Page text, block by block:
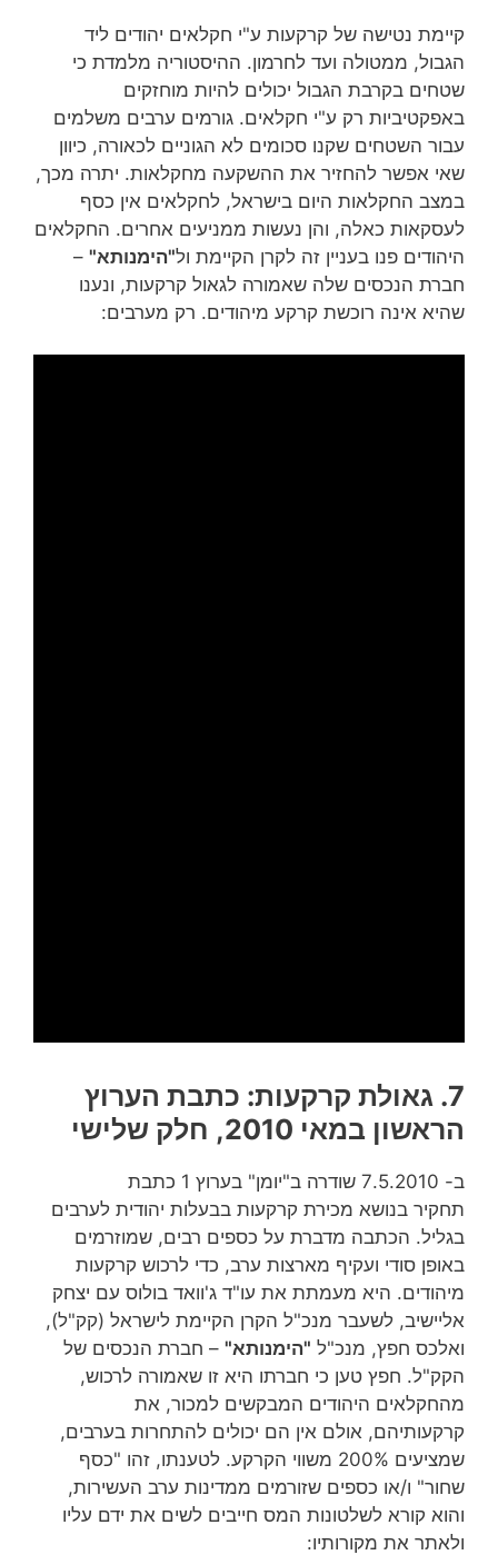
קיימת נטישה של קרקעות ע"י חקלאים יהודים ליד
הגבול, ממטולה ועד לחרמון. ההיסטוריה מלמדת כי
שטחים בקרבת הגבול יכולים להיות מוחזקים
באפקטיביות רק ע"י חקלאים. גורמים ערבים משלמים
עבור השטחים שקנו סכומים לא הגוניים לכאורה, כיוון
שאי אפשר להחזיר את ההשקעה מחקלאות. יתרה מכך,
במצב החקלאות היום בישראל, לחקלאים אין כסף
לעסקאות כאלה, והן נעשות ממניעים אחרים. החקלאים
היהודים פנו בעניין זה לקרן הקיימת ול"הימנותא" –
חברת הנכסים שלה שאמורה לגאול קרקעות, ונענו
שהיא אינה רוכשת קרקע מיהודים. רק מערבים:
7. גאולת קרקעות: כתבת הערוץ
הראשון במאי 2010, חלק שלישי
ב- 7.5.2010 שודרה ב"יומן" בערוץ 1 כתבת
תחקיר בנושא מכירת קרקעות בבעלות יהודית לערבים
בגליל. הכתבה מדברת על כספים רבים, שמוזרמים
באופן סודי ועקיף מארצות ערב, כדי לרכוש קרקעות
מיהודים. היא מעמתת את עו"ד ג'וואד בולוס עם יצחק
אליישיב, לשעבר מנכ"ל הקרן הקיימת לישראל (קק"ל),
ואלכס חפץ, מנכ"ל "הימנותא" – חברת הנכסים של
הקק"ל. חפץ טען כי חברתו היא זו שאמורה לרכוש,
מהחקלאים היהודים המבקשים למכור, את
קרקעותיהם, אולם אין הם יכולים להתחרות בערבים,
שמציעים 200% משווי הקרקע. לטענתו, זהו "כסף
שחור" ו/או כספים שזורמים ממדינות ערב העשירות,
והוא קורא לשלטונות המס חייבים לשים את ידם עליו
ולאתר את מקורותיו: